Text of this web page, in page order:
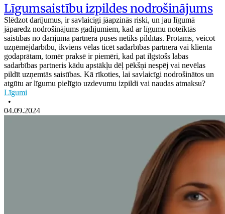
Līgumsaistību izpildes nodrošinājums
Slēdzot darījumus, ir savlaicīgi jāapzinās riski, un jau līgumā
jāparedz nodrošinājums gadījumiem, kad ar līgumu noteiktās
saistības no darījuma partnera puses netiks pildītas. Protams, veicot
uzņēmējdarbību, ikviens vēlas ticēt sadarbības partnera vai klienta
godaprātam, tomēr praksē ir piemēri, kad pat ilgstošs labas
sadarbības partneris kādu apstākļu dēļ pēkšņi nespēj vai nevēlas
pildīt uzņemtās saistības. Kā rīkoties, lai savlaicīgi nodrošinātos un
atgūtu ar līgumu pielīgto uzdevumu izpildi vai naudas atmaksu?
Līgumi
•
04.09.2024